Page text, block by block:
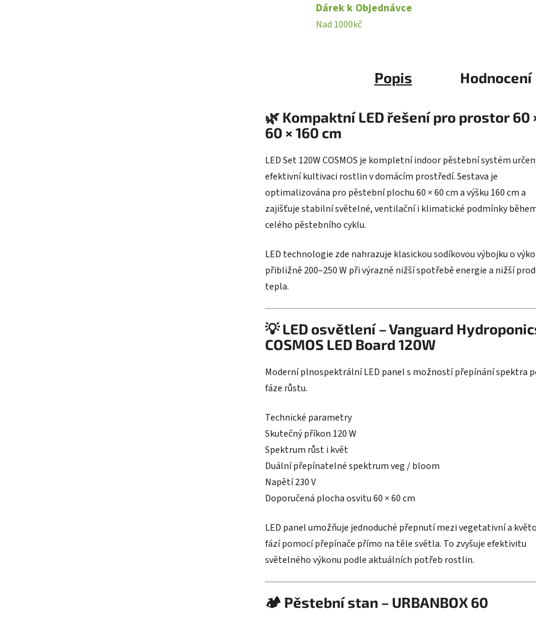
Dárek k Objednávce
Nad 1000kč
Popis Hodnocení
🌿 Kompaktní LED řešení pro prostor 60
60 × 160 cm
LED Set 120W COSMOS je kompletní indoor pěstební systém
efektivní kultivaci rostlin v domácím prostředí. Sestava je
optimalizována pro pěstební plochu 60 × 60 cm a výšku 160 cm a
zajišťuje stabilní světelné, ventilační i klimatické podmínky
celého pěstebního cyklu.
LED technologie zde nahrazuje klasickou sodíkovou výbojku o
přibližně 200–250 W při výrazně nižší spotřebě energie a nižší
tepla.
💡 LED osvětlení – Vanguard
COSMOS LED Board 120W
Moderní plnospektrální LED panel s možností přepínání spektra
fáze růstu.
Technické parametry
Skutečný příkon 120 W
Spektrum růst i květ
Duální přepínatelné spektrum veg / bloom
Napětí 230 V
Doporučená plocha osvitu 60 × 60 cm
LED panel umožňuje jednoduché přepnutí mezi vegetativní a
fází pomocí přepínače přímo na těle světla. To zvyšuje efektivitu
světelného výkonu podle aktuálních potřeb rostlin.
🏕 Pěstební stan – URBANBOX 60